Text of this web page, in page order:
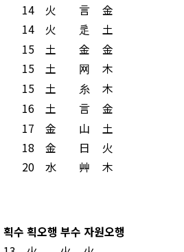
14 火 言
金
14 火 辵
土
15 土 金
金
15 土 网
木
15 土 糸
木
16 土 言
金
17 金 山
土
18 金 日
火
20 水 艸 木
획수 획오행 부수 자원오행